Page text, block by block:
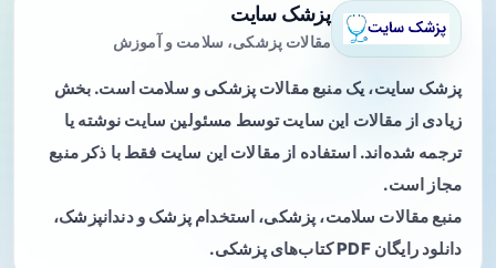
پزشک سایت
مقالات پزشکی، سلامت و آموزش
پزشک سایت، یک منبع مقالات پزشکی و سلامت است. بخش
زیادی از مقالات این سایت توسط مسئولین سایت نوشته یا
ترجمه شده‌اند. استفاده از مقالات این سایت فقط با ذکر منبع
مجاز است.
منبع مقالات سلامت، پزشکی، استخدام پزشک و دندانپزشک،
دانلود رایگان PDF کتاب‌های پزشکی.